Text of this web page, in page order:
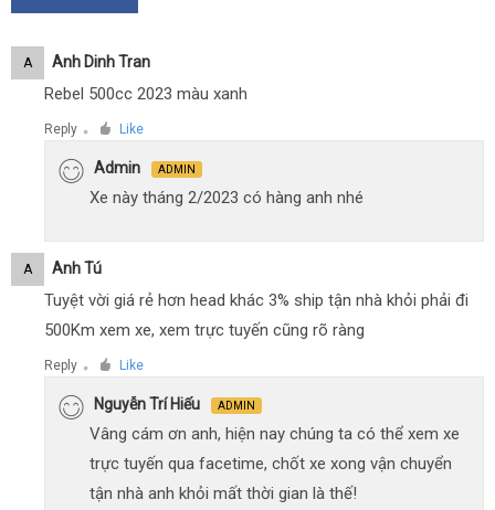
A Anh Dinh Tran
Rebel 500cc 2023 màu xanh
Reply ● Like
Admin ADMIN
Xe này tháng 2/2023 có hàng anh nhé
A Anh Tú
Tuyệt vời giá rẻ hơn head khác 3% ship tận nhà khỏi phải đi
500Km xem xe, xem trực tuyến cũng rõ ràng
Reply ● Like
Nguyễn Trí Hiếu ADMIN
Vâng cám ơn anh, hiện nay chúng ta có thể xem xe
trực tuyến qua facetime, chốt xe xong vận chuyển
tận nhà anh khỏi mất thời gian là thế!